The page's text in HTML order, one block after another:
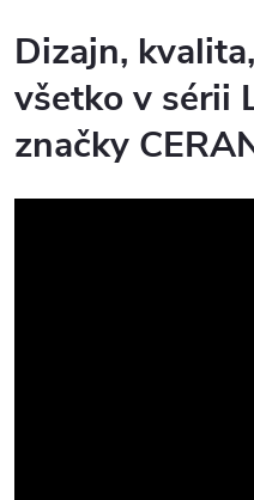
Dizajn,
všetko v sérii
značky